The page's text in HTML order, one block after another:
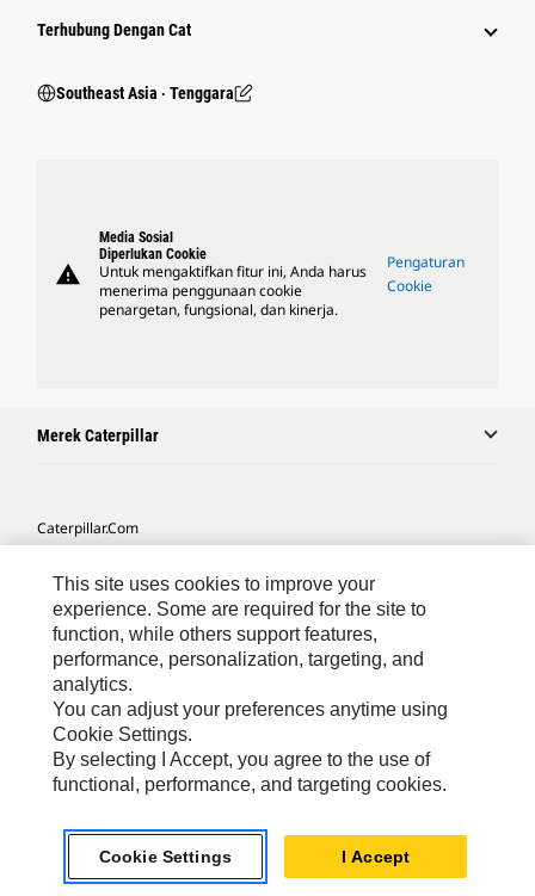
Terhubung Dengan Cat
Southeast Asia ‧ Tenggara
warning
Media Sosial
Diperlukan Cookie
Untuk mengaktifkan fitur ini, Anda harus
menerima penggunaan cookie
penargetan, fungsional, dan kinerja.
Pengaturan
Cookie
Merek Caterpillar
Caterpillar.com
Preferensi Pemasaran Saya
Peta Situs
Cookie Settings
Hukum
Privasi
Asia Tenggara© 2026 Caterpillar. Hak Dilindungi UU.
This site uses cookies to improve your
experience. Some are required for the site to
function, while others support features,
performance, personalization, targeting, and
analytics.
You can adjust your preferences anytime using
Cookie Settings.
By selecting I Accept, you agree to the use of
functional, performance, and targeting cookies.
Cookie Settings I Accept